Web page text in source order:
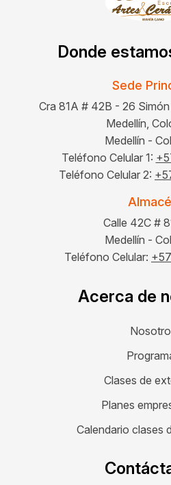
Donde
Sede
Cra 81A # 42B - 26
Medellín,
Medellín -
Teléfono Celular 1:
Teléfono Celular 2:
Calle 42C #
Medellín -
Teléfono Celular:
Acerca de
Clases de
Planes
Calendario clases